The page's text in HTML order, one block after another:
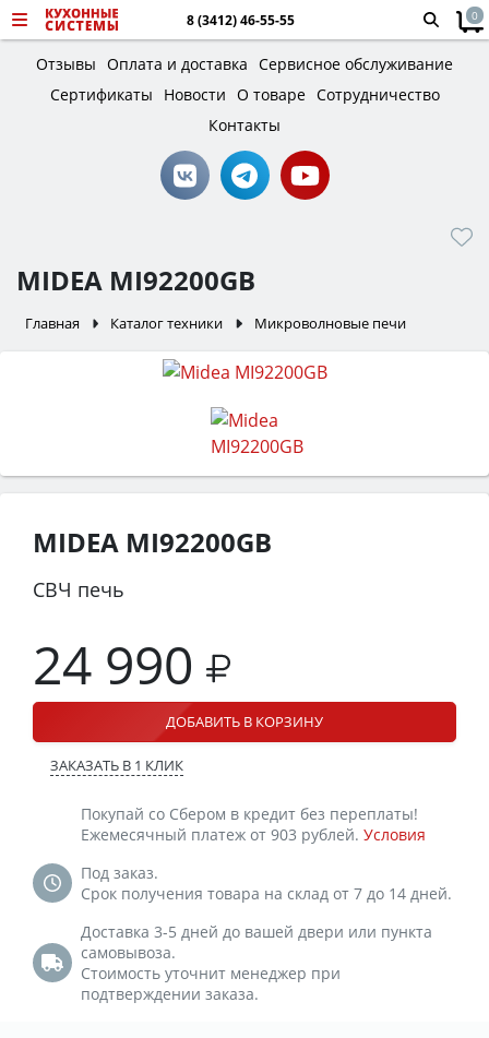
8 (3412) 46-55-55 0
Отзывы Оплата и доставка Сервисное обслуживание
Сертификаты
Новости О товаре Сотрудничество
Контакты
MIDEA MI92200GB
Главная Каталог техники Микроволновые печи
MIDEA MI92200GB
СВЧ печь
24 990
ДОБАВИТЬ В КОРЗИНУ
ЗАКАЗАТЬ В 1 КЛИК
Покупай со Сбером в кредит без переплаты!
Ежемесячный платеж от 903 рублей. Условия
Под заказ.
Срок получения товара на склад от 7 до 14 дней.
Доставка 3-5 дней до вашей двери или пункта
самовывоза.
Стоимость уточнит менеджер при
подтверждении заказа.